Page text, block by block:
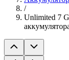
/
Unlimited 7